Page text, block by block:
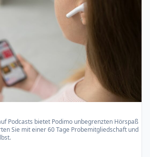
Podcasts bietet Podimo unbegrenzten Hörspaß
Sie mit einer 60 Tage Probemitgliedschaft und